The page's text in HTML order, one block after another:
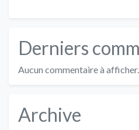
Derniers
Aucun commentaire à afficher.
Archive